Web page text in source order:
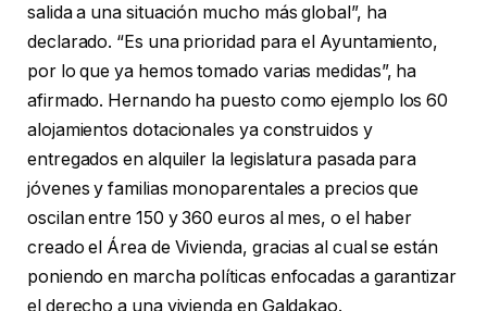
salida a una situación mucho más global”, ha
declarado. “Es una prioridad para el Ayuntamiento,
por lo que ya hemos tomado varias medidas”, ha
afirmado. Hernando ha puesto como ejemplo los 60
alojamientos dotacionales ya construidos y
entregados en alquiler la legislatura pasada para
jóvenes y familias monoparentales a precios que
oscilan entre 150 y 360 euros al mes, o el haber
creado el Área de Vivienda, gracias al cual se están
poniendo en marcha políticas enfocadas a garantizar
el derecho a una vivienda en Galdakao.